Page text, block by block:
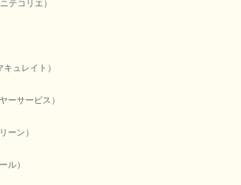
なに早くにご対応頂けると期待していなかったので
。 ありがとうございました。 又のご来店お待
テコリエ）
ュレイト）
ーサービス）
ーン）
ル）